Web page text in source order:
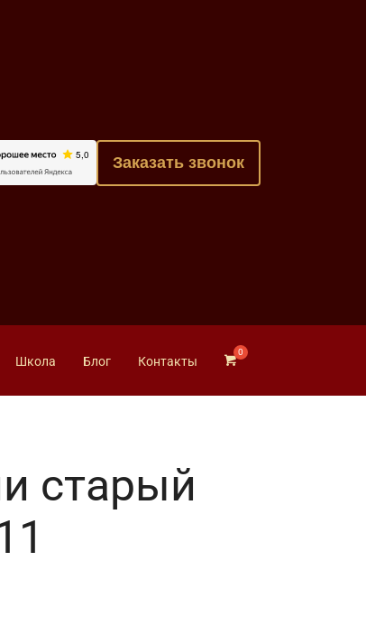
Заказать звонок
Школа Блог Контакты
старый